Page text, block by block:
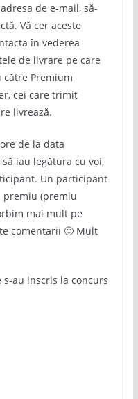
de e-mail, să-
Vă cer aceste
în vederea
de livrare pe care
Premium
cei care trimit
livrează.
de la data
iau legătura cu voi,
Un participant
(premiu
mai mult pe
comentarii 🙂 Mult
s-au inscris la concurs